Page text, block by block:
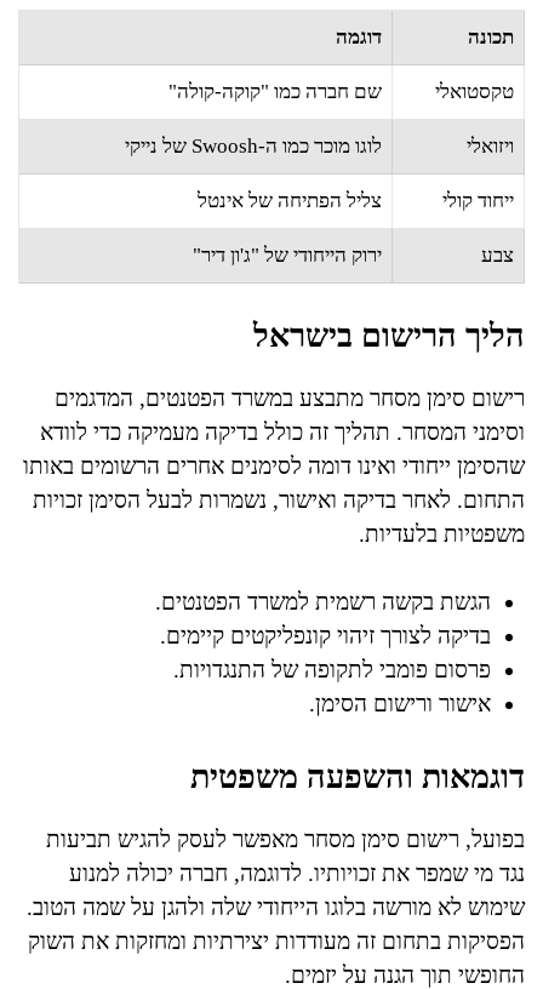
תכונה דוגמה
טקסטואלי שם חברה כמו "קוקה-קולה"
ויזואלי לוגו מוכר כמו ה-Swoosh של נייקי
ייחוד קולי צליל הפתיחה של אינטל
צבע ירוק הייחודי של "ג'ון דיר"
הליך הרישום בישראל
רישום סימן מסחר מתבצע במשרד הפטנטים, המדגמים
וסימני המסחר. תהליך זה כולל בדיקה מעמיקה כדי לוודא
שהסימן ייחודי ואינו דומה לסימנים אחרים הרשומים באותו
התחום. לאחר בדיקה ואישור, נשמרות לבעל הסימן זכויות
משפטיות בלעדיות.
הגשת בקשה רשמית למשרד הפטנטים.
בדיקה לצורך זיהוי קונפליקטים קיימים.
פרסום פומבי לתקופה של התנגדויות.
אישור ורישום הסימן.
דוגמאות והשפעה משפטית
בפועל, רישום סימן מסחר מאפשר לעסק להגיש תביעות
נגד מי שמפר את זכויותיו. לדוגמה, חברה יכולה למנוע
שימוש לא מורשה בלוגו הייחודי שלה ולהגן על שמה הטוב.
הפסיקות בתחום זה מעודדות יצירתיות ומחזקות את השוק
החופשי תוך הגנה על יזמים.